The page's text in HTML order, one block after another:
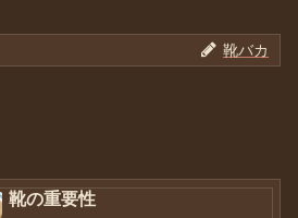
靴バカ
靴の重要性